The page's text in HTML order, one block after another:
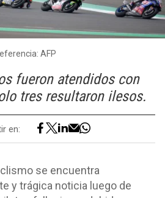
AFP
fueron atendidos con
tres resultaron ilesos.
en:
se encuentra
y trágica noticia luego de